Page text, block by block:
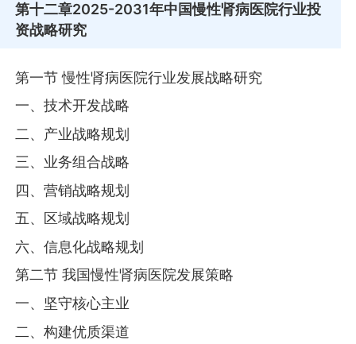
第十二章2025-2031年中国慢性肾病医院行业投
资战略研究
第一节 慢性肾病医院行业发展战略研究
一、技术开发战略
二、产业战略规划
三、业务组合战略
四、营销战略规划
五、区域战略规划
六、信息化战略规划
第二节 我国慢性肾病医院发展策略
一、坚守核心主业
二、构建优质渠道